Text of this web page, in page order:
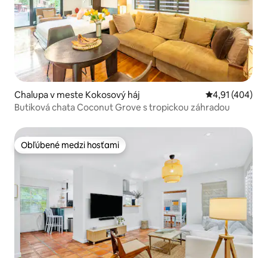
Chalupa v meste Kokosový háj Priemerné
4,91 (404)
Butiková chata Coconut Grove s tropickou záhradou
Obľúbené medzi hosťami
Obľúbené medzi hosťami